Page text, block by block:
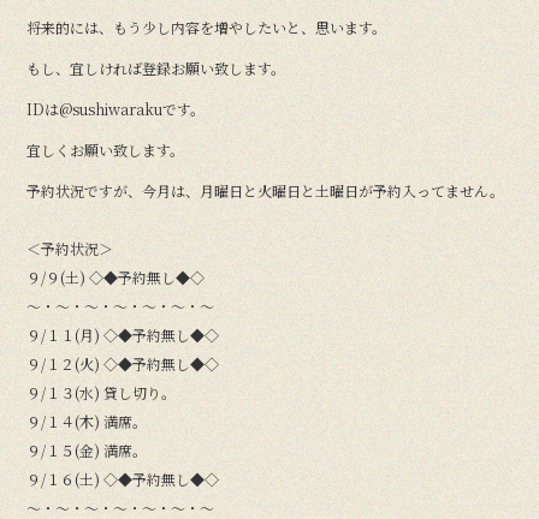
将来的には、もう少し内容を増やしたいと、思います。
もし、宜しければ登録お願い致します。
IDは@sushiwarakuです。
宜しくお願い致します。
予約状況ですが、今月は、月曜日と火曜日と土曜日が予約入ってません。
＜予約状況＞
９/９(土) ◇◆予約無し◆◇
〜・〜・〜・〜・〜・〜・〜
９/１１(月) ◇◆予約無し◆◇
９/１２(火) ◇◆予約無し◆◇
９/１３(水) 貸し切り。
９/１４(木) 満席。
９/１５(金) 満席。
９/１６(土) ◇◆予約無し◆◇
〜・〜・〜・〜・〜・〜・〜